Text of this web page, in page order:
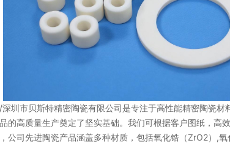
圳市贝斯特精密陶瓷有限公司是专注于高性能精密陶瓷
的高质量生产奠定了坚实基础。我们可根据客户图纸，高
公司先进陶瓷产品涵盖多种材质，包括氧化锆（ZrO2）,